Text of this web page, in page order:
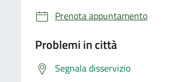
Prenota appuntamento
Problemi in città
Segnala disservizio